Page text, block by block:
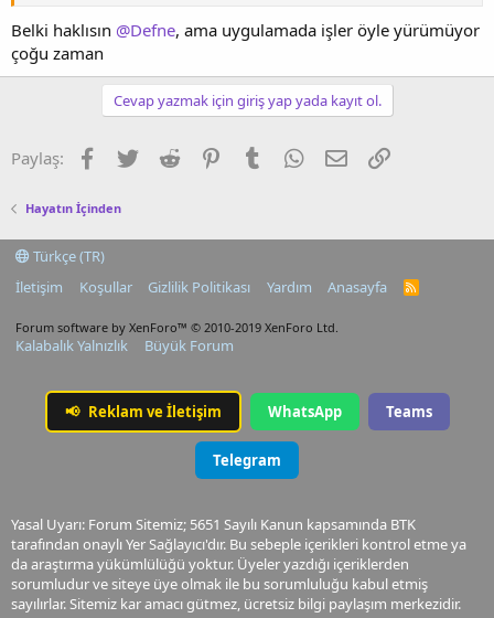
Belki haklısın @Defne, ama uygulamada işler öyle yürümüyor
çoğu zaman
Cevap yazmak için giriş yap yada kayıt ol.
Paylaş: Facebook
TwitterReddit PinterestTumblrWhatsApp
E-postaLink
Hayatın İçinden
Türkçe (TR)
İletişim
Koşullar Gizlilik Politikası Yardım Anasayfa
R
Forum software by XenForo™ © 2010-2019 XenForo Ltd.
Kalabalık Yalnızlık Büyük Forum
📢 Reklam ve İletişim WhatsApp Teams
Telegram
Yasal Uyarı: Forum Sitemiz; 5651 Sayılı Kanun kapsamında BTK
tarafından onaylı Yer Sağlayıcı'dır. Bu sebeple içerikleri kontrol etme ya
da araştırma yükümlülüğü yoktur. Üyeler yazdığı içeriklerden
sorumludur ve siteye üye olmak ile bu sorumluluğu kabul etmiş
sayılırlar. Sitemiz kar amacı gütmez, ücretsiz bilgi paylaşım merkezidir.